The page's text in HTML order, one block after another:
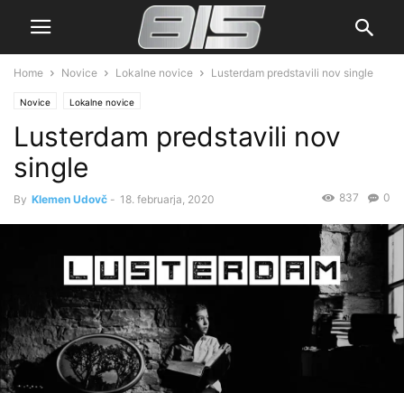
Home Novice Lokalne novice Lusterdam predstavili nov single
Novice Lokalne novice
Lusterdam predstavili nov
single
By Klemen Udovč - 18. februarja, 2020 0
837